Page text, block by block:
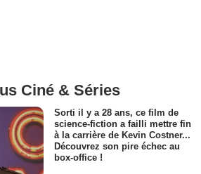
Ciné & Séries
Sorti il y a 28 ans, ce film de
science-fiction a failli mettre fin
à la carrière de Kevin Costner...
Découvrez son pire échec au
box-office !